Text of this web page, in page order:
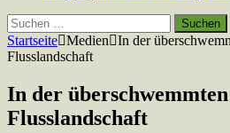
Suchen
nach:
Startseite Medien
In der
Flusslandschaft
In der
Flusslandschaft